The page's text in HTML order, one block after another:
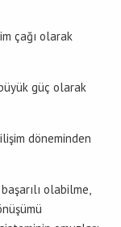
çağı olarak
güç olarak
döneminden
olabilme,